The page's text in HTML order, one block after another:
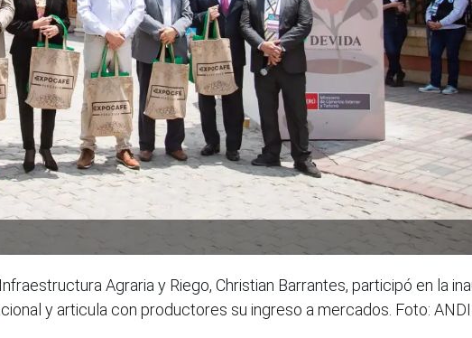
Agraria y Riego, Christian Barrantes, participó en la
y articula con productores su ingreso a mercados. Foto: